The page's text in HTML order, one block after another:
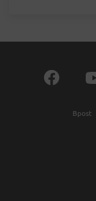
Bpost